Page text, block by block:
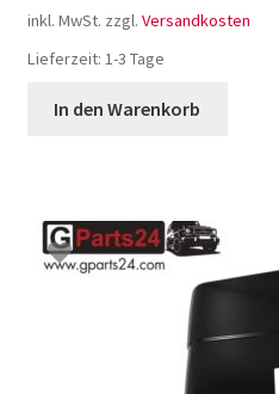
inkl. MwSt. zzgl. Versandkosten
Lieferzeit: 1-3 Tage
In den Warenkorb